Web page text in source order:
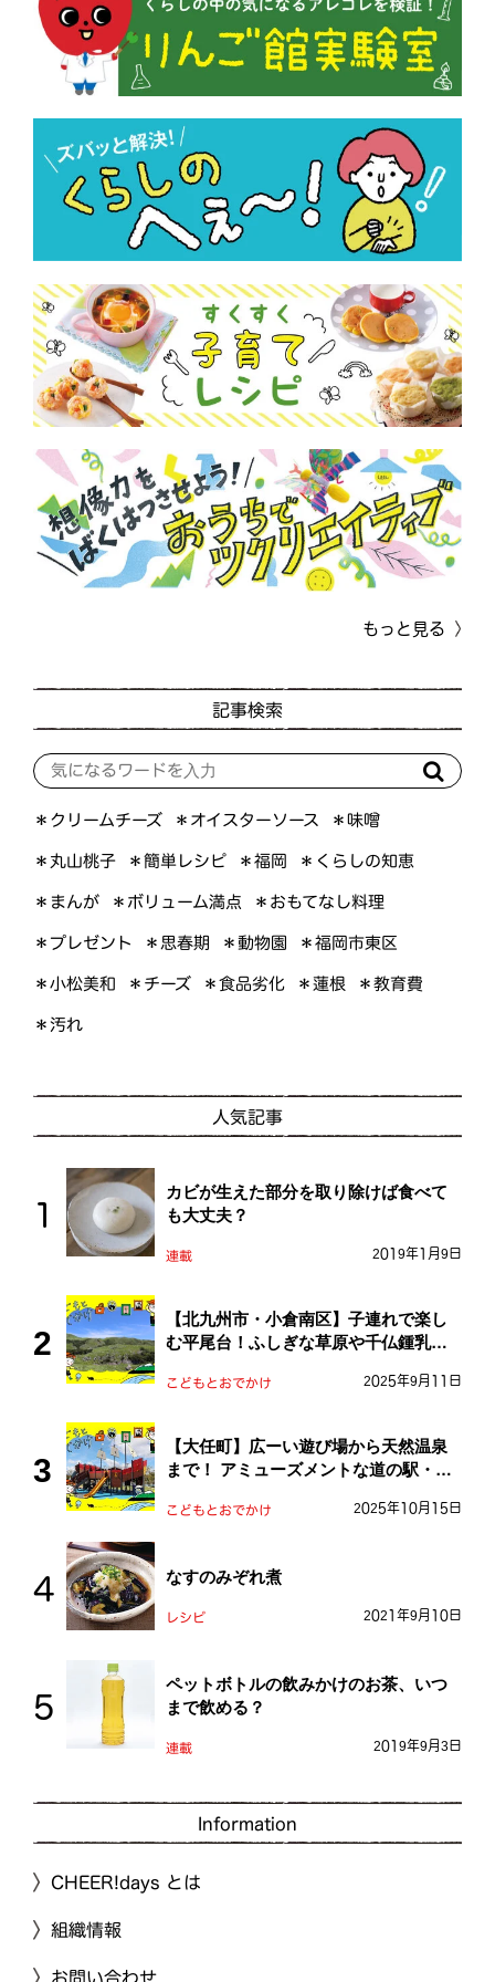
もっと見る
記事検索
＊クリームチーズ ＊オイスターソース ＊味噌
＊丸山桃子 ＊簡単レシピ ＊福岡 ＊くらしの知恵
＊まんが ＊ボリューム満点 ＊おもてなし料理
＊プレゼント ＊思春期 ＊動物園 ＊福岡市東区
＊小松美和 ＊チーズ ＊食品劣化 ＊蓮根 ＊教育費
＊汚れ
人気記事
カビが生えた部分を取り除けば食べて
も大丈夫？
連載 2019年1月9日
【北九州市・小倉南区】子連れで楽し
む平尾台！ふしぎな草原や千仏鍾乳洞
こどもとおでかけ 2025年9月11日
【大任町】広ーい遊び場から天然温泉
まで！ アミューズメントな道の駅・お
こどもとおでかけ 2025年10月15日
なすのみぞれ煮
レシピ 2021年9月10日
ペットボトルの飲みかけのお茶、いつ
まで飲める？
連載 2019年9月3日
Information
CHEER!days とは
組織情報
お問い合わせ